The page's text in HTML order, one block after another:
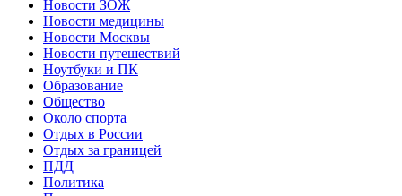
Новости ЗОЖ
Новости медицины
Новости Москвы
Новости путешествий
Ноутбуки и ПК
Образование
Общество
Около спорта
Отдых в России
Отдых за границей
ПДД
Политика